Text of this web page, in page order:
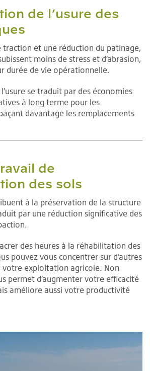
de l’usure des
traction et une réduction du patinage,
moins de stress et d’abrasion,
durée de vie opérationnelle.
se traduit par des économies
à long terme pour les
davantage les remplacements
de
des sols
à la préservation de la structure
par une réduction significative des
des heures à la réhabilitation des
pouvez vous concentrer sur d’autres
votre exploitation agricole. Non
permet d’augmenter votre efficacité
améliore aussi votre productivité